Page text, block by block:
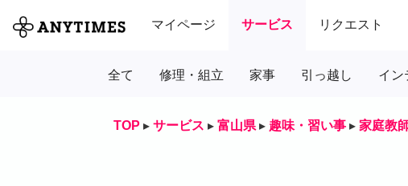
マイページ サービス リクエスト
全て 修理・組立 家事 引っ越し イン
TOP ▸ サービス ▸ 富山県 ▸ 趣味・習い事 ▸ 家庭教